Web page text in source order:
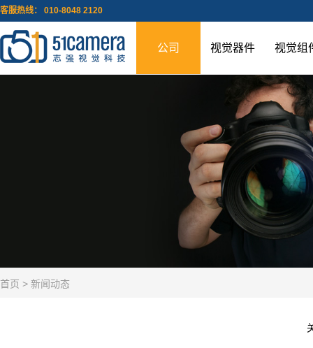
客服热线： 010-8048 2120
公司 视觉器件 视觉组
首页 > 新闻动态